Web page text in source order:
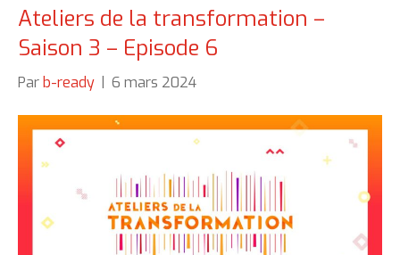
Ateliers de la transformation –
Saison 3 – Episode 6
Parb-ready | 6 mars 2024